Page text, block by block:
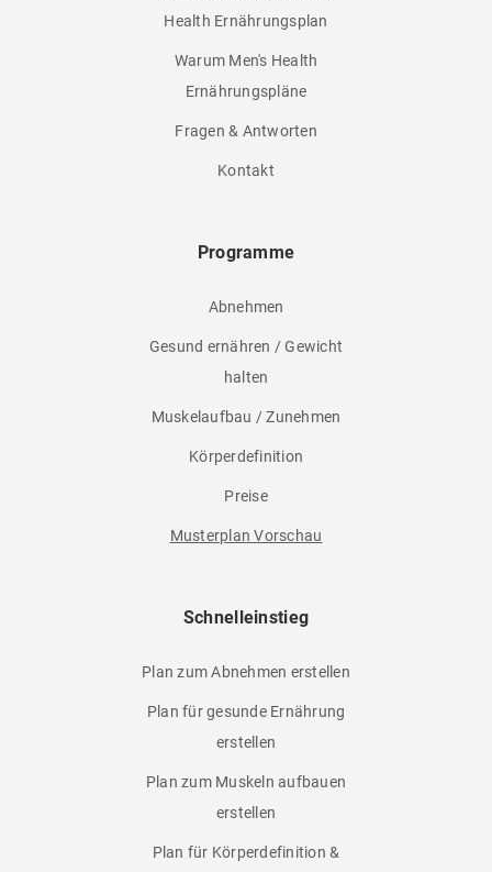
Health Ernährungsplan
Warum Men's Health
Ernährungspläne
Fragen & Antworten
Kontakt
Programme
Abnehmen
Gesund ernähren / Gewicht
halten
Muskelaufbau / Zunehmen
Körperdefinition
Preise
Musterplan Vorschau
Schnelleinstieg
Plan zum Abnehmen erstellen
Plan für gesunde Ernährung
erstellen
Plan zum Muskeln aufbauen
erstellen
Plan für Körperdefinition &